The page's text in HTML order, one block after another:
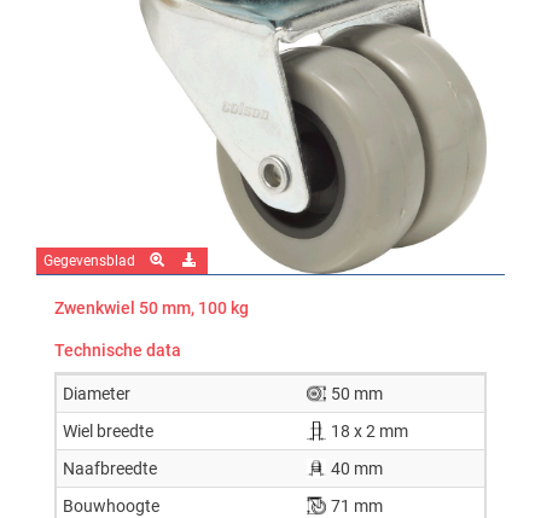
Gegevensblad
Zwenkwiel 50 mm, 100 kg
Technische data
Diameter
50 mm
Wiel breedte
18 x 2 mm
Naafbreedte
40 mm
Bouwhoogte
71 mm